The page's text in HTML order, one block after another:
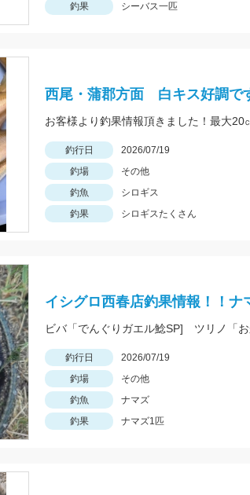
釣果
シーバス一匹
西尾・蒲郡方面 白キス好調で
釣行日 2026/07/19
釣場
その他
釣魚
シロギス
釣果
シロギスたくさん
イシグロ西春店釣果情報！！ナ
ビバ「でんぐりガエル鯰SP] ツリノ「
釣行日 2026/07/19
釣場
その他
釣魚
ナマズ
釣果
ナマズ1匹